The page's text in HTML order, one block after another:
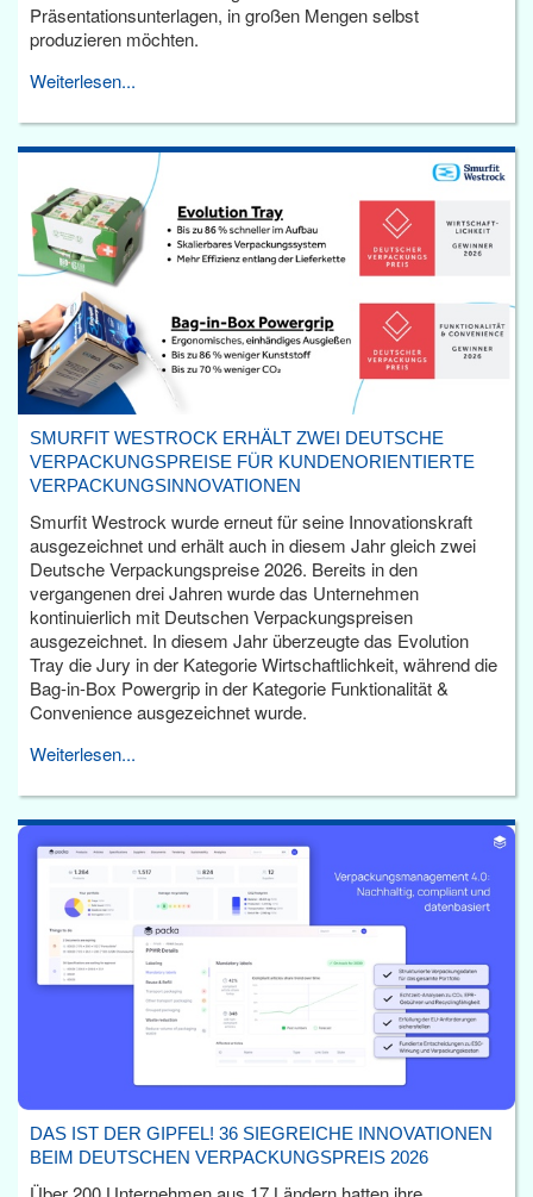
Präsentationsunterlagen, in großen Mengen selbst
produzieren möchten.
Weiterlesen...
SMURFIT WESTROCK ERHÄLT ZWEI DEUTSCHE
VERPACKUNGSPREISE FÜR KUNDENORIENTIERTE
VERPACKUNGSINNOVATIONEN
Smurfit Westrock wurde erneut für seine Innovationskraft
ausgezeichnet und erhält auch in diesem Jahr gleich zwei
Deutsche Verpackungspreise 2026. Bereits in den
vergangenen drei Jahren wurde das Unternehmen
kontinuierlich mit Deutschen Verpackungspreisen
ausgezeichnet. In diesem Jahr überzeugte das Evolution
Tray die Jury in der Kategorie Wirtschaftlichkeit, während die
Bag-in-Box Powergrip in der Kategorie Funktionalität &
Convenience ausgezeichnet wurde.
Weiterlesen...
DAS IST DER GIPFEL! 36 SIEGREICHE INNOVATIONEN
BEIM DEUTSCHEN VERPACKUNGSPREIS 2026